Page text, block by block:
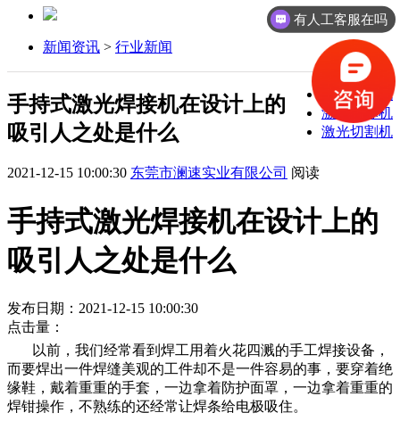
新闻资讯 > 行业新闻
激光焊接机
激光打标机
激光切割机
手持式激光焊接机在设计上的
吸引人之处是什么
2021-12-15 10:00:30 东莞市澜速实业有限公司 阅读
手持式激光焊接机在设计上的
吸引人之处是什么
发布日期：2021-12-15 10:00:30
点击量：
以前，我们经常看到焊工用着火花四溅的手工焊接设备，
而要焊出一件焊缝美观的工件却不是一件容易的事，要穿着绝
缘鞋，戴着重重的手套，一边拿着防护面罩，一边拿着重重的
焊钳操作，不熟练的还经常让焊条给电极吸住。
有人工客服在吗